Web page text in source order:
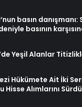
basın
basının
Yeşil Alanlar
Hükümete Ait İki
Alımlarını